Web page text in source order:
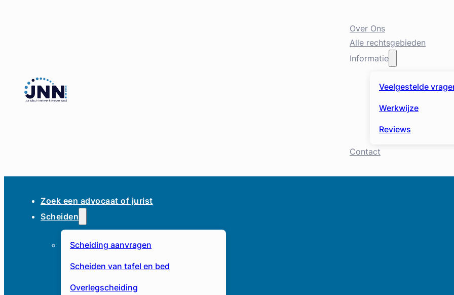
Over Ons
Alle rechtsgebieden
Informatie
Veelgestelde
Werkwijze
Reviews
Contact
Zoek een advocaat of jurist
Scheiden
Scheiding aanvragen
Scheiden van tafel en bed
Overlegscheiding